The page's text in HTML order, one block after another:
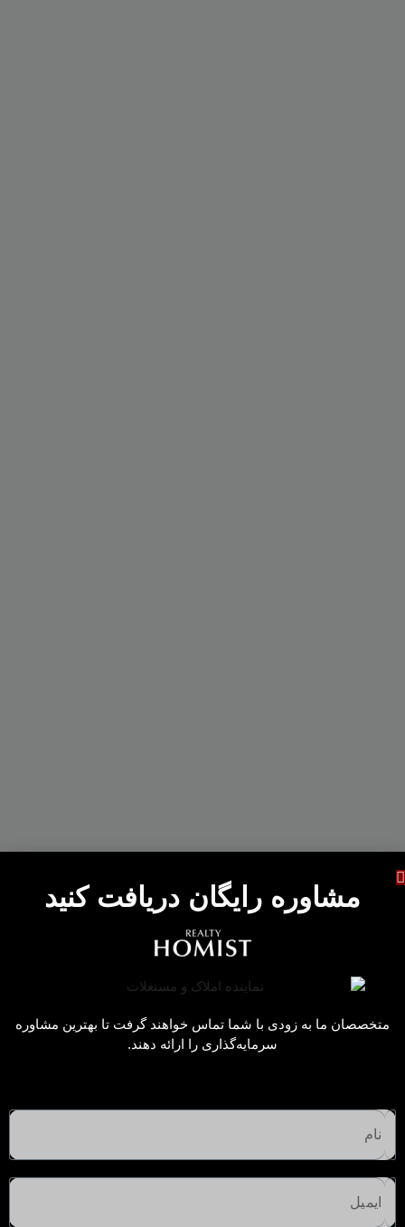
مشاوره رایگان دریافت کنید
متخصصان ما به زودی با شما تماس خواهند گرفت تا بهترین مشاوره
سرمایه‌گذاری را ارائه دهند.